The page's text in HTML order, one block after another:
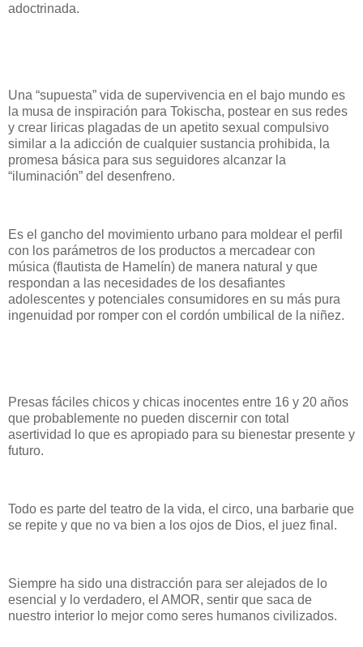
adoctrinada.
Una “supuesta” vida de supervivencia en el bajo mundo es
la musa de inspiración para Tokischa, postear en sus redes
y crear liricas plagadas de un apetito sexual compulsivo
similar a la adicción de cualquier sustancia prohibida, la
promesa básica para sus seguidores alcanzar la
“iluminación” del desenfreno.
Es el gancho del movimiento urbano para moldear el perfil
con los parámetros de los productos a mercadear con
música (flautista de Hamelín) de manera natural y que
respondan a las necesidades de los desafiantes
adolescentes y potenciales consumidores en su más pura
ingenuidad por romper con el cordón umbilical de la niñez.
Presas fáciles chicos y chicas inocentes entre 16 y 20 años
que probablemente no pueden discernir con total
asertividad lo que es apropiado para su bienestar presente y
futuro.
Todo es parte del teatro de la vida, el circo, una barbarie que
se repite y que no va bien a los ojos de Dios, el juez final.
Siempre ha sido una distracción para ser alejados de lo
esencial y lo verdadero, el AMOR, sentir que saca de
nuestro interior lo mejor como seres humanos civilizados.